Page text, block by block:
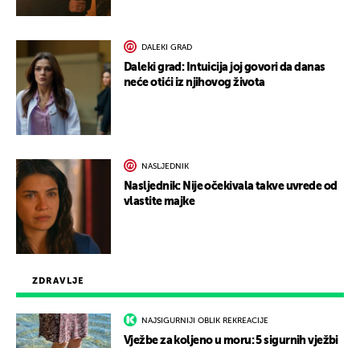
ZDRAVLJE
NAJSIGURNIJI OBLIK REKREACIJE
Vježbe za koljeno u moru: 5 sigurnih vježbi
DALEKI GRAD
Daleki grad: Intuicija joj govori da danas
neće otići iz njihovog života
NASLJEDNIK
Nasljednik: Nije očekivala takve uvrede od
vlastite majke